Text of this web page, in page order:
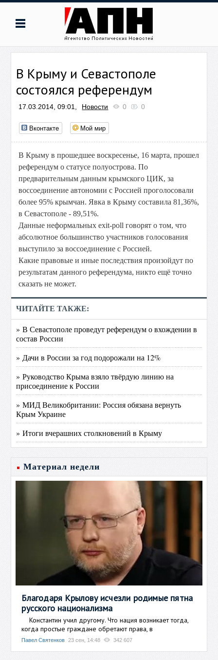
В Крыму и Севастополе
состоялся референдум
17.03.2014, 09:01, Новости 0 0
Вконтакте Мой мир
В Крыму в прошедшее воскресенье, 16 марта, прошел
референдум о статусе полуострова. По
предварительным данным крымского ЦИК, за
воссоединение автономии с Россией проголосовали
более 95% крымчан. Явка в Крыму составила 81,36%,
в Севастополе - 89,51%.
Данные неформальных exit-poll говорят о том, что
абсолютное большинство участников голосования
выступило за воссоединение с Россией.
Какие правовые и иные последствия произойдут по
результатам данного референдума, никто ещё точно
сказать не может.
ЧИТАЙТЕ ТАКЖЕ:
» В Севастополе проведут референдум о вхождении в
состав России
» Дачи в России за год подорожали на 12%
» Руководство Крыма взяло твёрдую линию на
присоединение к России
» МИД Великобритании: Россия обязана вернуть
Крым Украине
» Итоги вчерашних столкновений в Крыму
Материал недели
Благодаря Крылову исчезли родимые пятна
русского национализма
Константин учил другому. Что нация возникает тогда,
когда простые граждане обретают права, в
Павел Святенков 23 сен, 14:48 342 607